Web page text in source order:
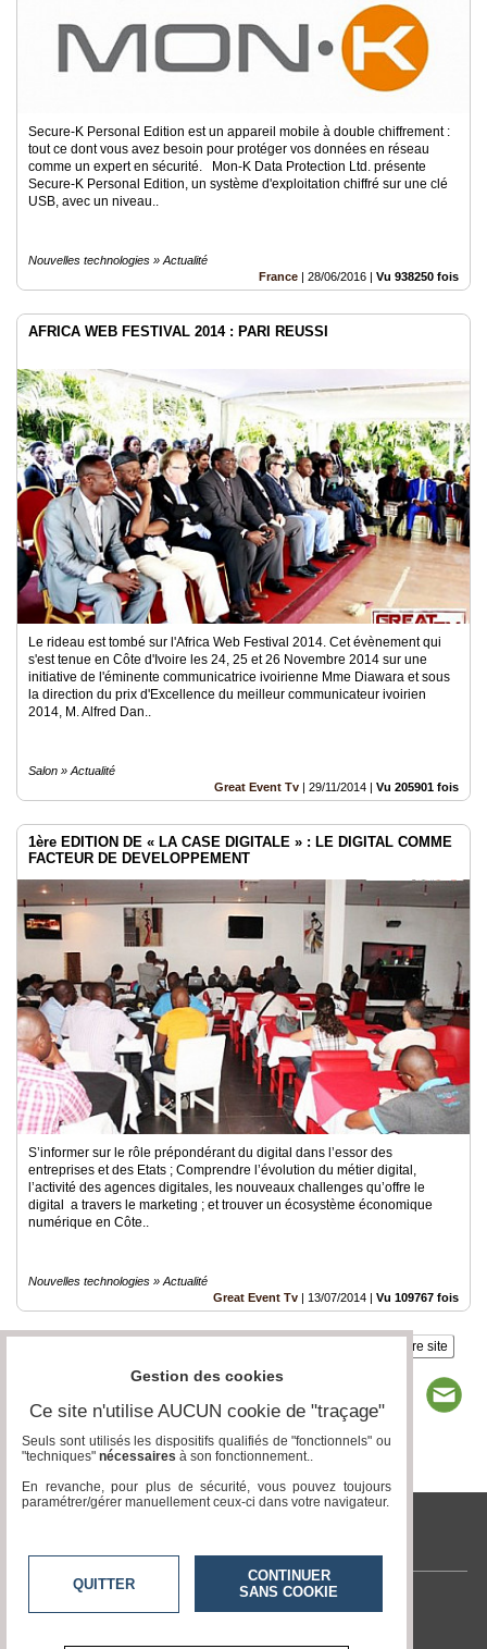
Secure-K Personal Edition est un appareil mobile à double chiffrement :
tout ce dont vous avez besoin pour protéger vos données en réseau
comme un expert en sécurité. Mon-K Data Protection Ltd. présente
Secure-K Personal Edition, un système d'exploitation chiffré sur une clé
USB, avec un niveau..
Nouvelles technologies » Actualité
France | 28/06/2016 | Vu 938250 fois
AFRICA WEB FESTIVAL 2014 : PARI REUSSI
Le rideau est tombé sur l'Africa Web Festival 2014. Cet évènement qui
s'est tenue en Côte d'Ivoire les 24, 25 et 26 Novembre 2014 sur une
initiative de l'éminente communicatrice ivoirienne Mme Diawara et sous
la direction du prix d'Excellence du meilleur communicateur ivoirien
2014, M. Alfred Dan..
Salon » Actualité
Great Event Tv | 29/11/2014 | Vu 205901 fois
1ère EDITION DE « LA CASE DIGITALE » : LE DIGITAL COMME
FACTEUR DE DEVELOPPEMENT
S’informer sur le rôle prépondérant du digital dans l’essor des
entreprises et des Etats ; Comprendre l’évolution du métier digital,
l’activité des agences digitales, les nouveaux challenges qu’offre le
digital a travers le marketing ; et trouver un écosystème économique
numérique en Côte..
Nouvelles technologies » Actualité
Great Event Tv | 13/07/2014 | Vu 109767 fois
Insérez sur votre site
tvlocale.fr
Contactez-nous
Gestion des cookies
Ce site n'utilise AUCUN cookie de "traçage"
Seuls sont utilisés les dispositifs qualifiés de "fonctionnels" ou
"techniques" nécessaires à son fonctionnement..
En revanche, pour plus de sécurité, vous pouvez toujours
paramétrer/gérer manuellement ceux-ci dans votre navigateur.
QUITTER
CONTINUER
SANS COOKIE